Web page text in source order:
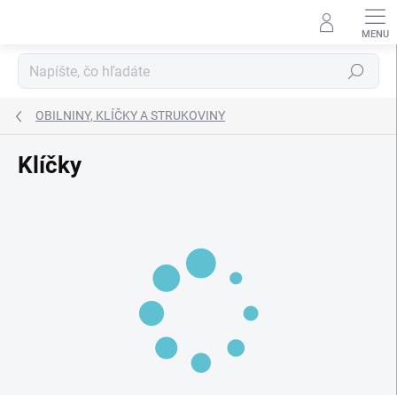
Hľadať
OBILNINY, KLÍČKY A STRUKOVINY
Klíčky